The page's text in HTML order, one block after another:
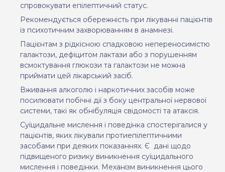
спровокувати епілептичний статус.
Рекомендується обережність при лікуванні пацієнтів
із психотичним захворюванням в анамнезі.
Пацієнтам з рідкісною спадковою непереносимістю
галактози, дефіцитом лактази або з порушенням
всмоктування глюкози та галактози не можна
приймати цей лікарський засіб.
Вживання алкоголю і наркотичних засобів може
посилювати побічні дії з боку центральної нервової
системи, такі як обнібуляція свідомості та атаксія.
Суїцидальне мислення і поведінка спостерігалися у
пацієнтів, яких лікували протиепілептичними
засобами при деяких показаннях. Є дані щодо
підвищеного ризику виникнення суїцидального
мислення і поведінки. Механізм виникнення цього